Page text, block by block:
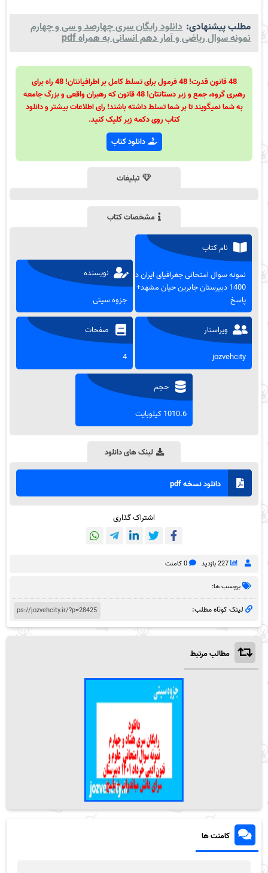
مطلب پیشنهادی: دانلود رایگان سری چهارصد و سی و چهارم
نمونه سوال ریاضی و آمار دهم انسانی به همراه pdf
48 قانون قدرت! 48 فرمول برای تسلط کامل بر اطرافیانتان! 48 راه برای
رهبری گروه، جمع و زیر دستانتان! 48 قانون که رهبران واقعی و بزرگ جامعه
به شما نمیگویند تا بر شما تسلط داشته باشند! رای اطلاعات بیشتر و دانلود
کتاب روی دکمه زیر کلیک کنید.
دانلود کتاب
تبلیغات
مشخصات کتاب
نام کتاب
نمونه سوال امتحانی جغرافیای ایران دی
1400 دبیرستان جابرین حیان مشهد+
پاسخ
نویسنده
جزوه سیتی
ویراستار
jozvehcity
صفحات
4
حجم
1010.6 کیلوبایت
لینک های دانلود
دانلود نسخه pdf
اشتراک گذاری
227 بازدید 0 کامنت
برچسب ها:
لینک کوتاه مطلب:
مطالب مرتبط
کامنت ها